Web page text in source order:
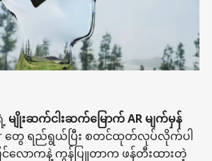
မျိုးဆက်ငါးဆက်မြောက် AR မျက်မှန်
တွေ ရည်ရွယ်ပြီး စတင်ထုတ်လုပ်လိုက်ပါ
ြင်လောကနဲ့ ကွန်ပြူတာက ဖန်တီးထားတဲ့